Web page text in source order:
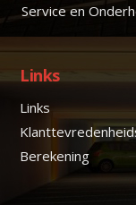
Service en
Links
Links
Berekening